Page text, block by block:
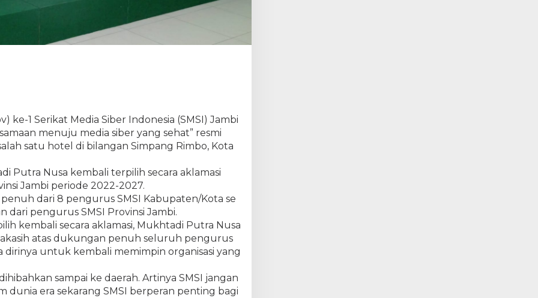
ke-1 Serikat Media Siber Indonesia (SMSI) Jambi
menuju media siber yang sehat” resmi
satu hotel di bilangan Simpang Rimbo, Kota
Putra Nusa kembali terpilih secara aklamasi
Jambi periode 2022-2027.
dari 8 pengurus SMSI Kabupaten/Kota se
dari pengurus SMSI Provinsi Jambi.
kembali secara aklamasi, Mukhtadi Putra Nusa
atas dukungan penuh seluruh pengurus
dirinya untuk kembali memimpin organisasi yang
sampai ke daerah. Artinya SMSI jangan
dunia era sekarang SMSI berperan penting bagi